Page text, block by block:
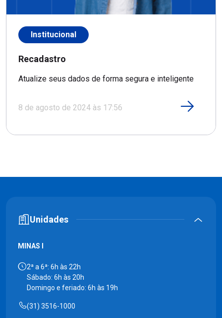
Institucional
Recadastro
Atualize seus dados de forma segura e inteligente
8 de agosto de 2024 às 17:56
Unidades
MINAS I
2ª a 6ª: 6h às 22h
Sábado: 6h às 20h
Domingo e feriado: 6h às 19h
(31) 3516-1000